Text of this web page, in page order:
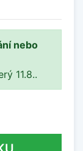
nebo
11.8..